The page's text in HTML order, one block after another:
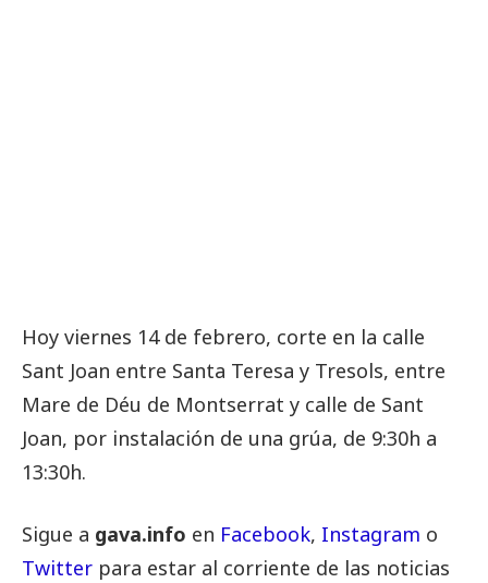
Hoy viernes 14 de febrero, corte en la calle
Sant Joan entre Santa Teresa y Tresols, entre
Mare de Déu de Montserrat y calle de Sant
Joan, por instalación de una grúa, de 9:30h a
13:30h.
Sigue a gava.info en Facebook, Instagram o
Twitter para estar al corriente de las noticias